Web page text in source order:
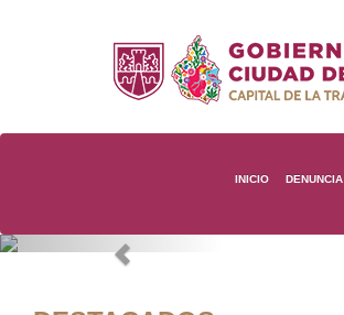
INICIO DENUNCIA
Previous